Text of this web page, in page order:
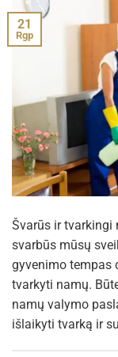
21
Rgp
Švarūs ir tvarkingi
svarbūs mūsų
gyvenimo tempas
tvarkyti namų.
namų valymo
išlaikyti tvarką ir